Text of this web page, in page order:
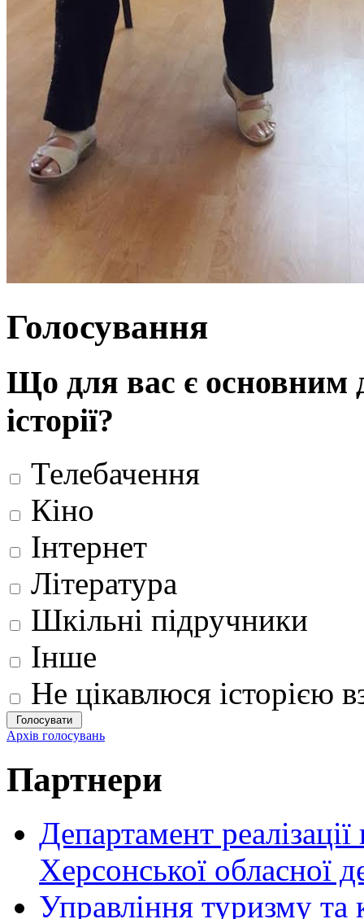
Голосування
Що для вас є основним
історії?
Телебачення
Кіно
Інтернет
Література
Шкільні підручники
Інше
Не цікавлюся історією
Архів голосувань
Партнери
Департамент
Херсонської обласної
Управління туризму та